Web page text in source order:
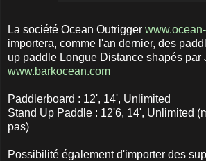
La société Ocean Outrigger
importera, comme l'an dernier, des
up paddle Longue Distance shapés par
www.barkocean.com
Paddlerboard : 12', 14', Unlimited
Stand Up Paddle : 12'6, 14', Unlimited
pas)
Possibilité également d'importer des